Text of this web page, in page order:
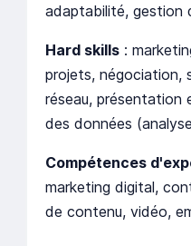
adaptabilité, gestion
Hard skills :
projets, négociation,
réseau, présentation
des données
Compétences
marketing digital,
de contenu, vidéo,